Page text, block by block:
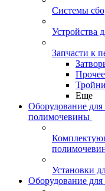
Системы
Устройства
Запчасти к
Прочее
Еще
Оборудование
полимочевины
Установки
Оборудование для